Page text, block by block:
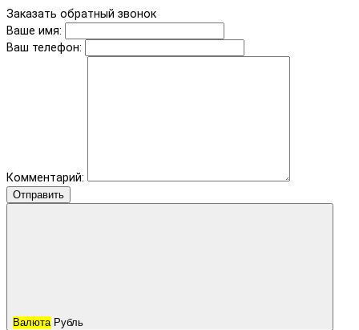
Заказать обратный звонок
Ваше имя:
Ваш телефон:
Комментарий:
Отправить
Валюта Рубль